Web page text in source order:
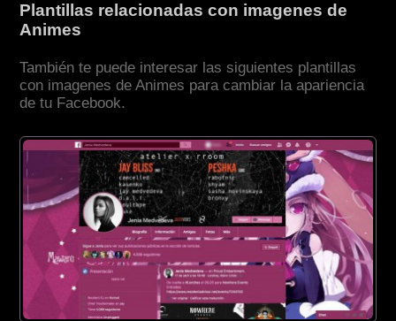
Plantillas relacionadas con imagenes de
Animes
También te puede interesar las siguientes plantillas
con imagenes de Animes para cambiar la apariencia
de tu Facebook.